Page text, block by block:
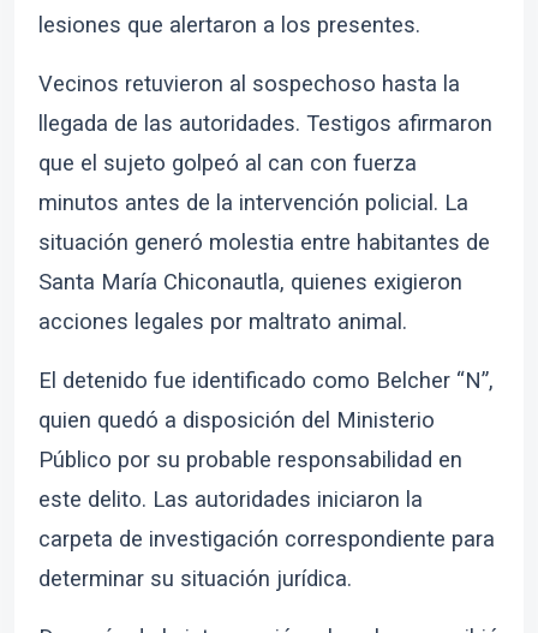
lesiones que alertaron a los presentes.
Vecinos retuvieron al sospechoso hasta la
llegada de las autoridades. Testigos afirmaron
que el sujeto golpeó al can con fuerza
minutos antes de la intervención policial. La
situación generó molestia entre habitantes de
Santa María Chiconautla, quienes exigieron
acciones legales por maltrato animal.
El detenido fue identificado como Belcher “N”,
quien quedó a disposición del Ministerio
Público por su probable responsabilidad en
este delito. Las autoridades iniciaron la
carpeta de investigación correspondiente para
determinar su situación jurídica.